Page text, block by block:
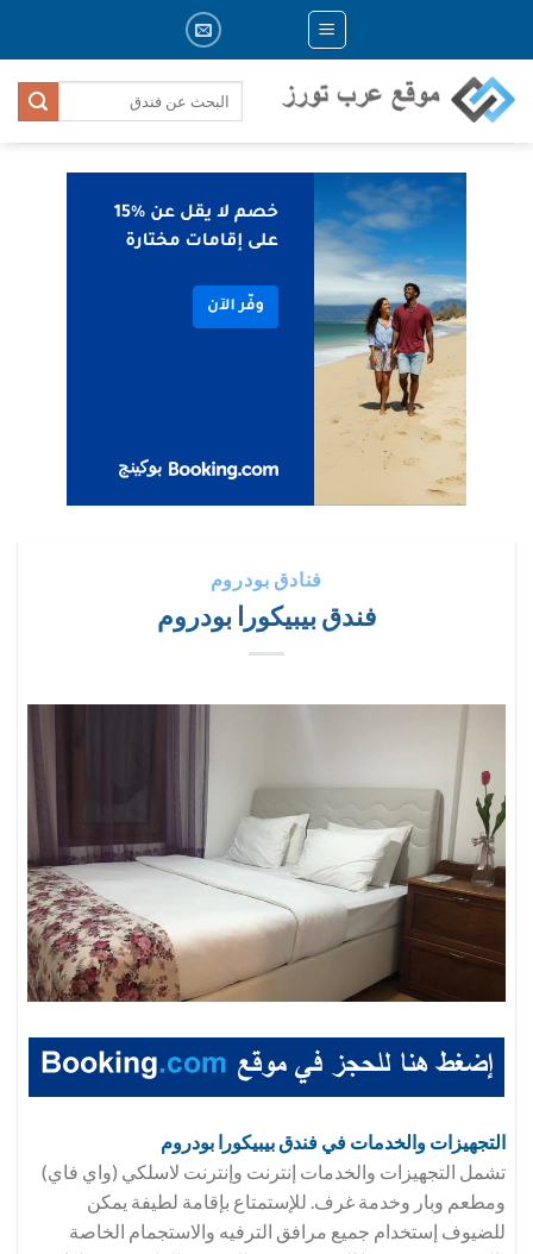
content
فنادق بودروم
فندق بيبيكورا بودروم
التجهيزات والخدمات في فندق بيبيكورا بودروم
تشمل التجهيزات والخدمات إنترنت وإنترنت لاسلكي (واي فاي)
ومطعم وبار وخدمة غرف. للإستمتاع بإقامة لطيفة يمكن
للضيوف إستخدام جميع مرافق الترفيه والاستجمام الخاصة